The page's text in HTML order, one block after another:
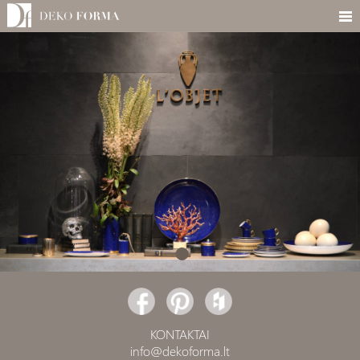
KONTAKTAI
info@dekoforma.lt